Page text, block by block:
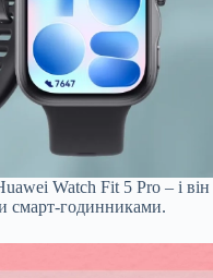
Watch Fit 5 Pro – і він
смарт-годинниками.